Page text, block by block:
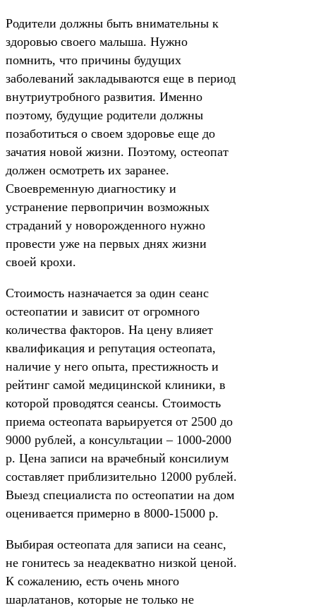
Родители должны быть внимательны к
здоровью своего малыша. Нужно
помнить, что причины будущих
заболеваний закладываются еще в период
внутриутробного развития. Именно
поэтому, будущие родители должны
позаботиться о своем здоровье еще до
зачатия новой жизни. Поэтому, остеопат
должен осмотреть их заранее.
Своевременную диагностику и
устранение первопричин возможных
страданий у новорожденного нужно
провести уже на первых днях жизни
своей крохи.
Стоимость назначается за один сеанс
остеопатии и зависит от огромного
количества факторов. На цену влияет
квалификация и репутация остеопата,
наличие у него опыта, престижность и
рейтинг самой медицинской клиники, в
которой проводятся сеансы. Стоимость
приема остеопата варьируется от 2500 до
9000 рублей, а консультации – 1000-2000
р. Цена записи на врачебный консилиум
составляет приблизительно 12000 рублей.
Выезд специалиста по остеопатии на дом
оценивается примерно в 8000-15000 р.
Выбирая остеопата для записи на сеанс,
не гонитесь за неадекватно низкой ценой.
К сожалению, есть очень много
шарлатанов, которые не только не